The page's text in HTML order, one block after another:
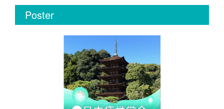
Poster